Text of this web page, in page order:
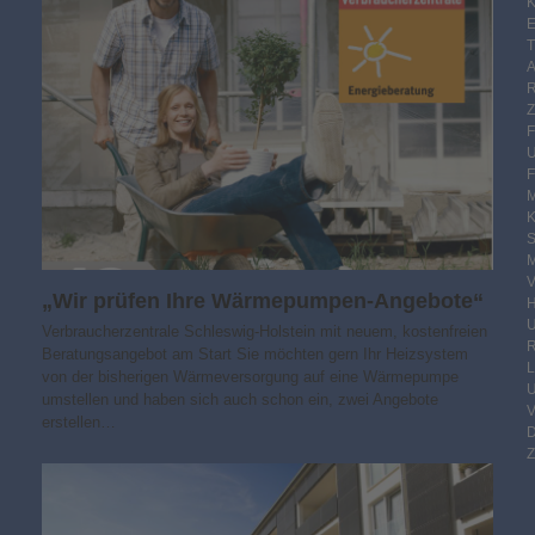
„Wir prüfen Ihre Wärmepumpen-Angebote“
Verbraucherzentrale Schleswig-Holstein mit neuem, kostenfreien
Beratungsangebot am Start Sie möchten gern Ihr Heizsystem
von der bisherigen Wärmeversorgung auf eine Wärmepumpe
umstellen und haben sich auch schon ein, zwei Angebote
erstellen…